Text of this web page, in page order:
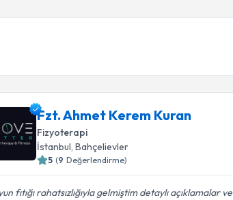
Fzt. Ahmet Kerem Kuran
Fizyoterapi
İstanbul, Bahçelievler
5 (9 Değerlendirme)
fıtığı rahatsızlığıyla gelmiştim detaylı açıklamalar ve